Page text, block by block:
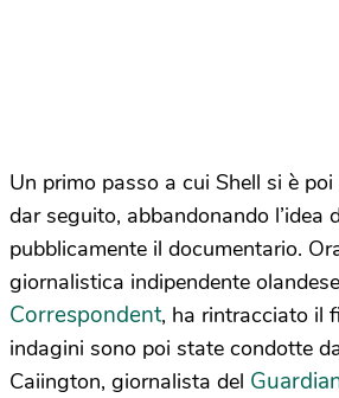
Un primo passo a cui Shell si è
dar seguito, abbandonando l’idea
pubblicamente il documentario.
giornalistica indipendente
Correspondent, ha rintracciato il
indagini sono poi state condotte
Caiington, giornalista del